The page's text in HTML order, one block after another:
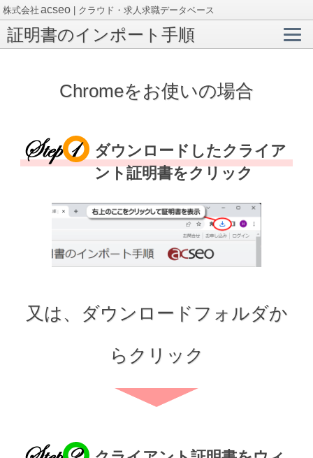
証明書のインポート手順
Chromeをお使いの場合
ダウンロードしたクライア
ント証明書をクリック
又は、ダウンロードフォルダか
らクリック
株式会社 acseo | クラウド・求人求職データベース